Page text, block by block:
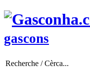
gascons
Recherche / Cèrca...